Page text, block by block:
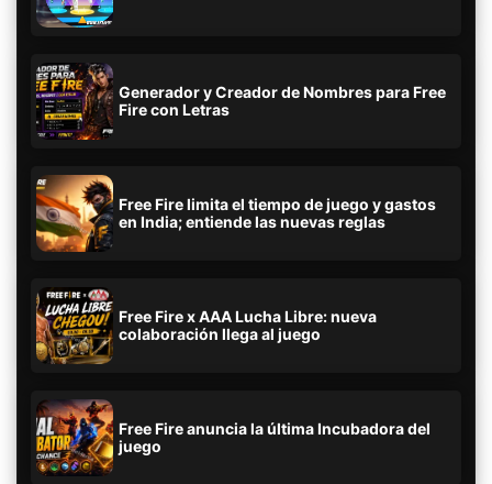
Generador y Creador de Nombres para Free
Fire con Letras
Free Fire limita el tiempo de juego y gastos
en India; entiende las nuevas reglas
Free Fire x AAA Lucha Libre: nueva
colaboración llega al juego
Free Fire anuncia la última Incubadora del
juego